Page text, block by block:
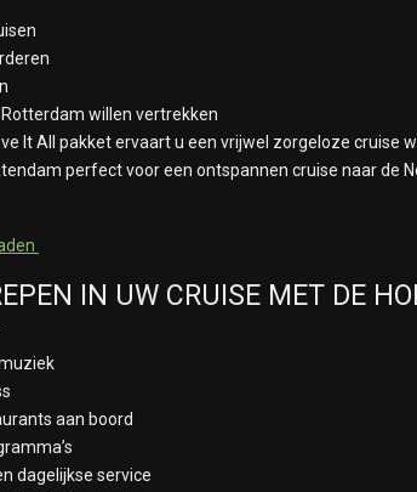
willen vertrekken
It All pakket ervaart u een vrijwel zorgeloze cruise
perfect voor een ontspannen cruise naar de
IN UW CRUISE MET DE
aan boord
dagelijkse service